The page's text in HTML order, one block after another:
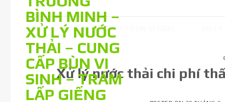
TRANG CHỦ NUÔI CẤY BÙN VI SINH
Xử lý nước thải chi phí